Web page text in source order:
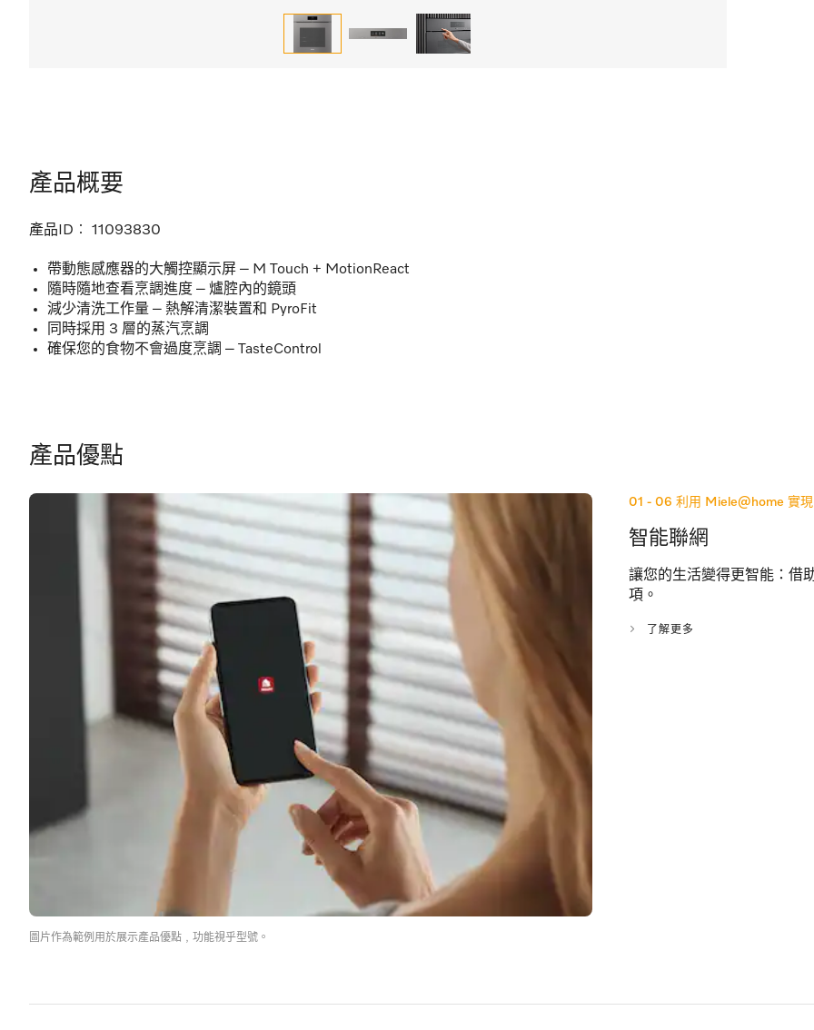
產品概要
產品ID︰ 11093830
帶動態感應器的大觸控顯示屏 – M Touch + MotionReact
隨時隨地查看烹調進度 – 爐腔內的鏡頭
減少清洗工作量 – 熱解清潔裝置和 PyroFit
同時採用 3 層的蒸汽烹調
確保您的食物不會過度烹調 – TasteControl
產品優點
01 - 06 利用 Miele@home 實現
智能聯網
讓您的生活變得更智能：借
項。
了解更多
圖片作為範例用於展示產品優點﹐功能視乎型號。